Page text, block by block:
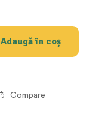
Adaugă în coș
Compare